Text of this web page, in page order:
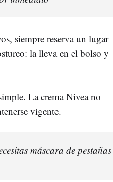
siempre reserva un lugar
la lleva en el bolso y
La crema Nivea no
vigente.
máscara de pestañas